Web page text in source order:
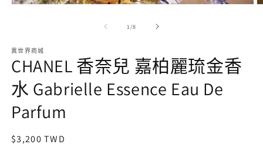
窗
中
啟
多
媒
案
1//8
異世界商城
CHANEL 香奈兒 嘉柏麗琉金香
水 Gabrielle Essence Eau De
Parfum
定
$3,200 TWD